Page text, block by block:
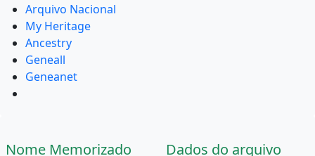
Arquivo Nacional
My Heritage
Ancestry
Geneall
Geneanet
Nome Memorizado Dados do arquivo